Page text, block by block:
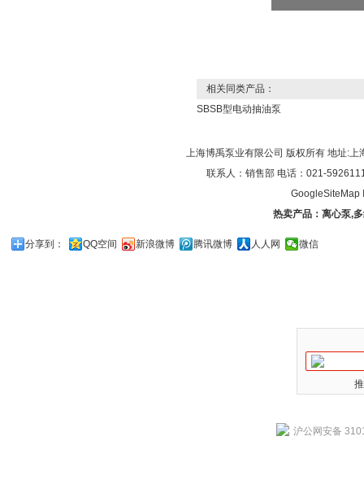
相关同类产品：
SBSB型电动抽油泵
上海博禹泵业有限公司 版权所有 地址:
联系人：销售部 电话：021-
GoogleSiteMap
热卖产品： 离心泵,
分享到： QQ空间 新浪微博 腾讯微博 人人网 微信
沪公网安备